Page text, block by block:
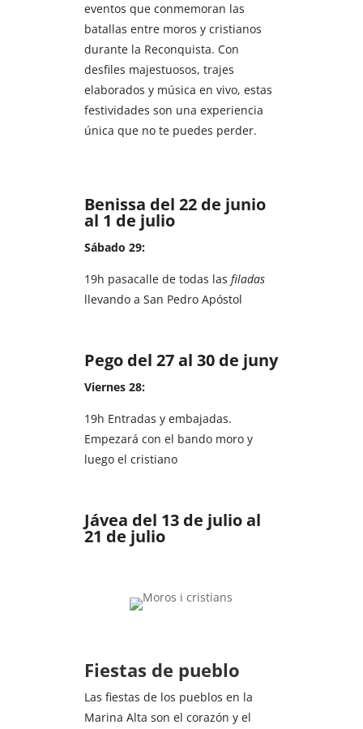
eventos que conmemoran las
batallas entre moros y cristianos
durante la Reconquista. Con
desfiles majestuosos, trajes
elaborados y música en vivo, estas
festividades son una experiencia
única que no te puedes perder.
Benissa del 22 de junio
al 1 de julio
Sábado 29:
19h pasacalle de todas las filadas
llevando a San Pedro Apóstol
Pego del 27 al 30 de juny
Viernes 28:
19h Entradas y embajadas.
Empezará con el bando moro y
luego el cristiano
Jávea del 13 de julio al
21 de julio
Fiestas de pueblo
Las fiestas de los pueblos en la
Marina Alta son el corazón y el